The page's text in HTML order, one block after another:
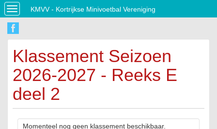
Toggle
navigation
KMVV - Kortrijkse Minivoetbal Vereniging
Klassement Seizoen
2026-2027 - Reeks E
deel 2
Momenteel nog geen klassement beschikbaar.